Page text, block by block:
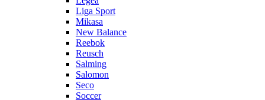
Liga Sport
Mikasa
New Balance
Reebok
Reusch
Salming
Salomon
Seco
Soccer